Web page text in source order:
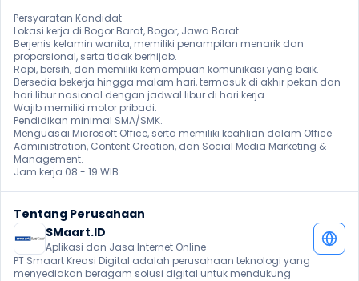
Persyaratan Kandidat
Lokasi kerja di Bogor Barat, Bogor, Jawa Barat.
Berjenis kelamin wanita, memiliki penampilan menarik dan
proporsional, serta tidak berhijab.
Rapi, bersih, dan memiliki kemampuan komunikasi yang baik.
Bersedia bekerja hingga malam hari, termasuk di akhir pekan dan
hari libur nasional dengan jadwal libur di hari kerja.
Wajib memiliki motor pribadi.
Pendidikan minimal SMA/SMK.
Menguasai Microsoft Office, serta memiliki keahlian dalam Office
Administration, Content Creation, dan Social Media Marketing &
Management.
Jam kerja 08 - 19 WIB
Tentang Perusahaan
SMaart.ID
Aplikasi dan Jasa Internet Online
PT Smaart Kreasi Digital adalah perusahaan teknologi yang
menyediakan beragam solusi digital untuk mendukung